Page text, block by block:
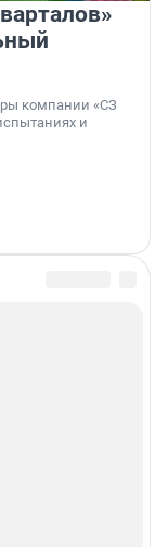
компании «СЗ
и